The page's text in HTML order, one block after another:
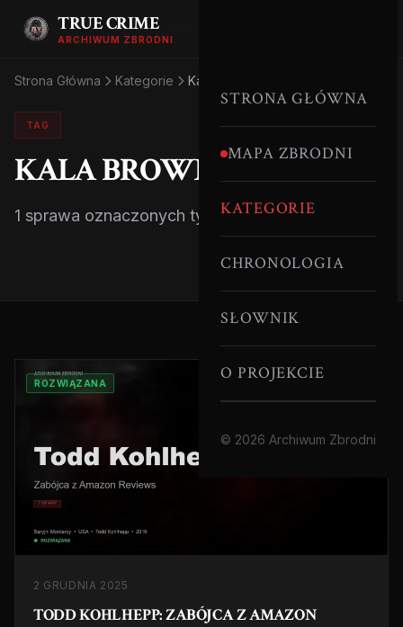
TRUE CRIME
ARCHIWUM ZBRODNI
STRONA GŁÓWNA
MAPA ZBRODNI
KATEGORIE
CHRONOLOGIA
SŁOWNIK
O PROJEKCIE
© 2026 Archiwum Zbrodni
Strona Główna Kategorie Kala Brown
TAG
KALA BROWN
1 sprawa oznaczonych tym tagiem.
ROZWIĄZANA SERYJNI MORDERCY
2 GRUDNIA 2025
TODD KOHLHEPP: ZABÓJCA Z AMAZON